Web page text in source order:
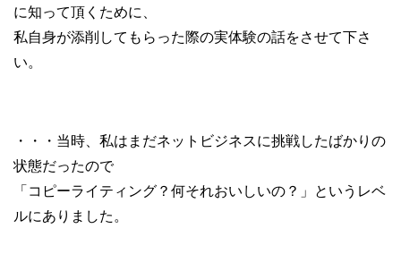
に知って頂くために、
私自身が添削してもらった際の実体験の話をさせて下さ
い。
・・・当時、私はまだネットビジネスに挑戦したばかりの
状態だったので
「コピーライティング？何それおいしいの？」というレベ
ルにありました。